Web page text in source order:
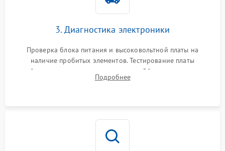
3. Диагностика электроники
Проверка блока питания и высоковольтной платы на
наличие пробитых элементов. Тестирование платы
форматирования, целостности шлейфов, контактов
картриджа и оптопар (датчиков прохождения и наличия
Подробнее